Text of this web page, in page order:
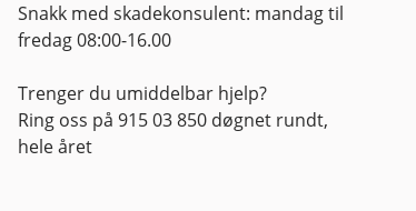
Snakk med skadekonsulent: mandag til
fredag 08:00-16.00
Trenger du umiddelbar hjelp?
Ring oss på 915 03 850 døgnet rundt,
hele året